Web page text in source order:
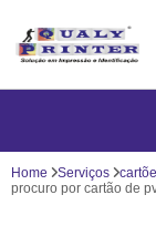
Home Serviços
procuro por cartão de